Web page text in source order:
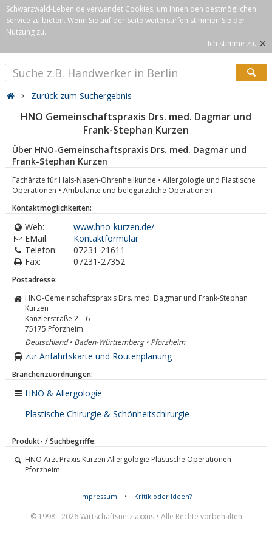
Schwarzwald-Leben.de verwendet Cookies, um Ihnen den bestmöglichen
Service zu bieten. Wenn Sie auf der Seite weitersurfen stimmen Sie der
Nutzung zu.
Ich stimme zu. ×
Zurück zum Suchergebnis
HNO Gemeinschaftspraxis Drs. med. Dagmar und
Frank-Stephan Kurzen
Über HNO-Gemeinschaftspraxis Drs. med. Dagmar und
Frank-Stephan Kurzen
Fachärzte für Hals-Nasen-Ohrenheilkunde • Allergologie und Plastische
Operationen • Ambulante und belegärztliche Operationen
Kontaktmöglichkeiten:
Web:
www.hno-kurzen.de/
EMail:
Kontaktformular
Telefon:
07231-21611
Fax:
07231-27352
Postadresse:
HNO-Gemeinschaftspraxis Drs. med. Dagmar und Frank-Stephan
Kurzen
Kanzlerstraße 2 – 6
75175 Pforzheim
Deutschland • Baden-Württemberg • Pforzheim
zur Anfahrtskarte und Routenplanung
Branchenzuordnungen:
HNO & Allergologie
Plastische Chirurgie & Schönheitschirurgie
Produkt- / Suchbegriffe:
HNO Arzt Praxis Kurzen Allergologie Plastische Operationen
Pforzheim
Impressum • Kritik oder Ideen?
© 1998 - 2026 Wirtschaftsnetz axxus • Alle Rechte vorbehalten